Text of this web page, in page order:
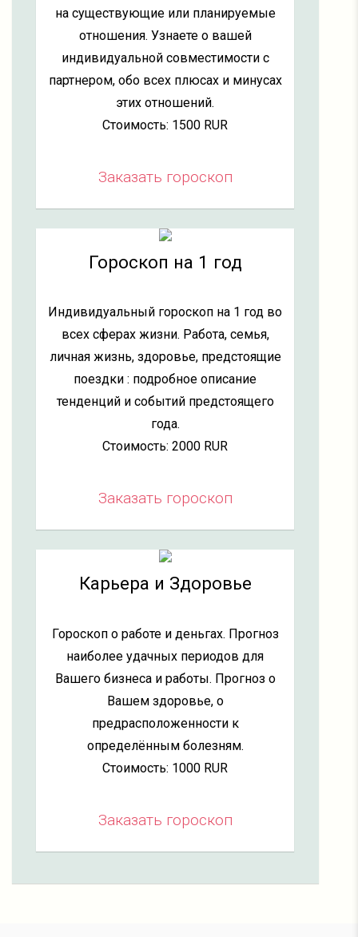
на существующие или планируемые
отношения. Узнаете о вашей
индивидуальной совместимости с
партнером, обо всех плюсах и минусах
этих отношений.
Стоимость: 1500 RUR
Заказать гороскоп
Гороскоп на 1 год
Индивидуальный гороскоп на 1 год во
всех сферах жизни. Работа, семья,
личная жизнь, здоровье, предстоящие
поездки : подробное описание
тенденций и событий предстоящего
года.
Стоимость: 2000 RUR
Заказать гороскоп
Карьера и Здоровье
Гороскоп о работе и деньгах. Прогноз
наиболее удачных периодов для
Вашего бизнеса и работы. Прогноз о
Вашем здоровье, о
предрасположенности к
определённым болезням.
Стоимость: 1000 RUR
Заказать гороскоп